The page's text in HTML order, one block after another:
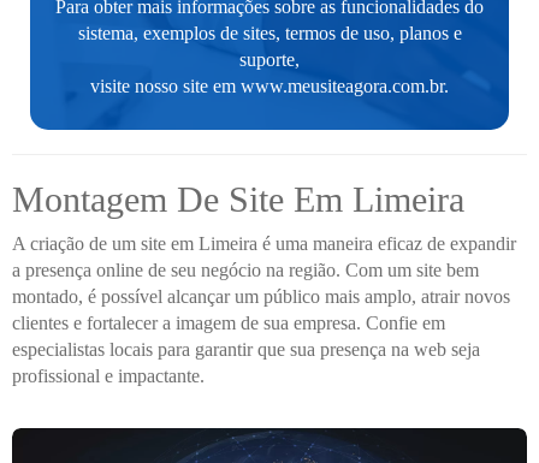
Para obter mais informações sobre as funcionalidades do
sistema, exemplos de sites, termos de uso, planos e
suporte,
visite nosso site em www.meusiteagora.com.br.
Montagem De Site Em Limeira
A criação de um site em Limeira é uma maneira eficaz de expandir
a presença online de seu negócio na região. Com um site bem
montado, é possível alcançar um público mais amplo, atrair novos
clientes e fortalecer a imagem de sua empresa. Confie em
especialistas locais para garantir que sua presença na web seja
profissional e impactante.